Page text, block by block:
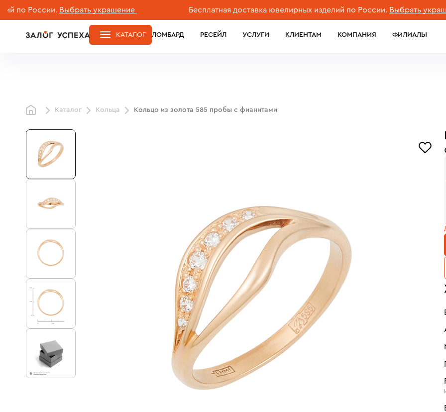
России. Выбрать украшение Бесплатная доставка ювелирных изделий по России. Выбрать украшение
ЛОМБАРД РЕСЕЙЛ УСЛУГИ КЛИЕНТАМ КОМПАНИЯ ФИЛИАЛЫ
КАТАЛОГ
Каталог Кольца Кольцо из золота 585 пробы с фианитами